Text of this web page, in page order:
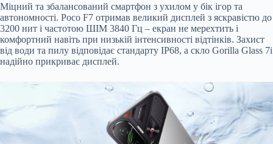
Міцний та збалансований смартфон з ухилом у бік ігор та
автономності. Poco F7 отримав великий дисплей з яскравістю до
3200 нит і частотою ШІМ 3840 Гц – екран не мерехтить і
комфортний навіть при низькій інтенсивності відтінків. Захист
від води та пилу відповідає стандарту IP68, а скло Gorilla Glass 7i
надійно прикриває дисплей.